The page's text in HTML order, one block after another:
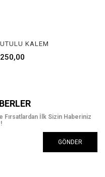
KALEM
İlk Sizin Haberiniz
GÖNDER